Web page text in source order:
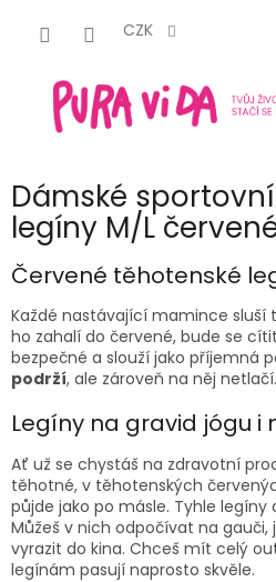
CZK
Dámské
legíny M/L
Červené těhotenské
Každé nastávající mamince sluší
ho zahalí do červené, bude se
bezpečné a slouží jako příjemná
podrží, ale zároveň na něj netlačí.
Legíny na gravid jógu i
Ať už se chystáš na zdravotní
těhotné, v těhotenských
půjde jako po másle. Tyhle legíny
Můžeš v nich odpočívat na
vyrazit do kina. Chceš mít celý
legínám pasují naprosto skvěle.